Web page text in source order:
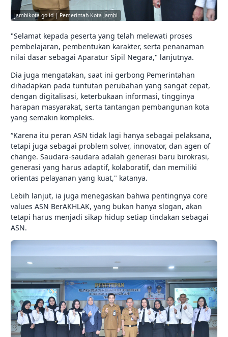
jambikota.go.id | Pemerintah Kota Jambi
"Selamat kepada peserta yang telah melewati proses
pembelajaran, pembentukan karakter, serta penanaman
nilai dasar sebagai Aparatur Sipil Negara," lanjutnya.
Dia juga mengatakan, saat ini gerbong Pemerintahan
dihadapkan pada tuntutan perubahan yang sangat cepat,
dengan digitalisasi, keterbukaan informasi, tingginya
harapan masyarakat, serta tantangan pembangunan kota
yang semakin kompleks.
“Karena itu peran ASN tidak lagi hanya sebagai pelaksana,
tetapi juga sebagai problem solver, innovator, dan agen of
change. Saudara-saudara adalah generasi baru birokrasi,
generasi yang harus adaptif, kolaboratif, dan memiliki
orientas pelayanan yang kuat," katanya.
Lebih lanjut, ia juga menegaskan bahwa pentingnya core
values ASN BerAKHLAK, yang bukan hanya slogan, akan
tetapi harus menjadi sikap hidup setiap tindakan sebagai
ASN.